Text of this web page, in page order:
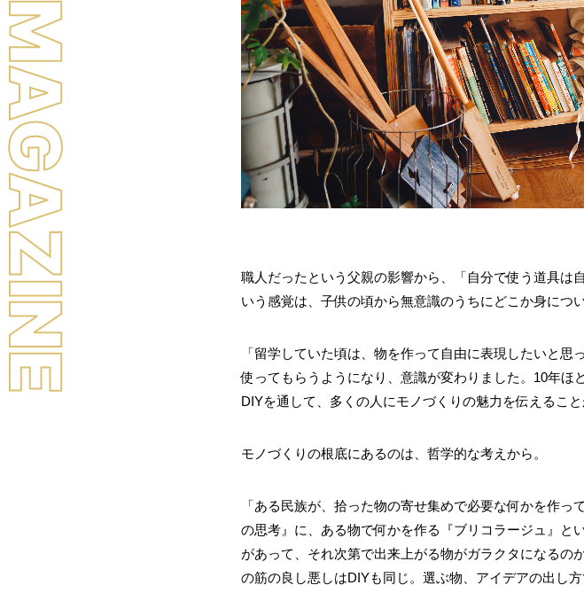
職人だったという父親の影響から、「自分で使う道具は
いう感覚は、子供の頃から無意識のうちにどこか身につ
「留学していた頃は、物を作って自由に表現したいと
使ってもらうようになり、意識が変わりました。10年ほ
DIYを通して、多くの人にモノづくりの魅力を伝えること
モノづくりの根底にあるのは、哲学的な考えから。
「ある民族が、拾った物の寄せ集めで必要な何かを作
の思考』に、ある物で何かを作る『ブリコラージュ』と
があって、それ次第で出来上がる物がガラクタになるの
の筋の良し悪しはDIYも同じ。選ぶ物、アイデアの出し